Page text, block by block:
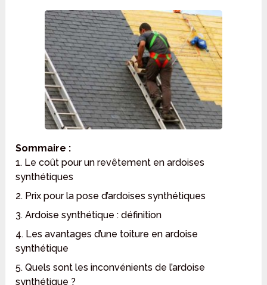
Sommaire :
1. Le coût pour un revêtement en ardoises
synthétiques
2. Prix pour la pose d’ardoises synthétiques
3. Ardoise synthétique : définition
4. Les avantages d’une toiture en ardoise
synthétique
5. Quels sont les inconvénients de l’ardoise
synthétique ?